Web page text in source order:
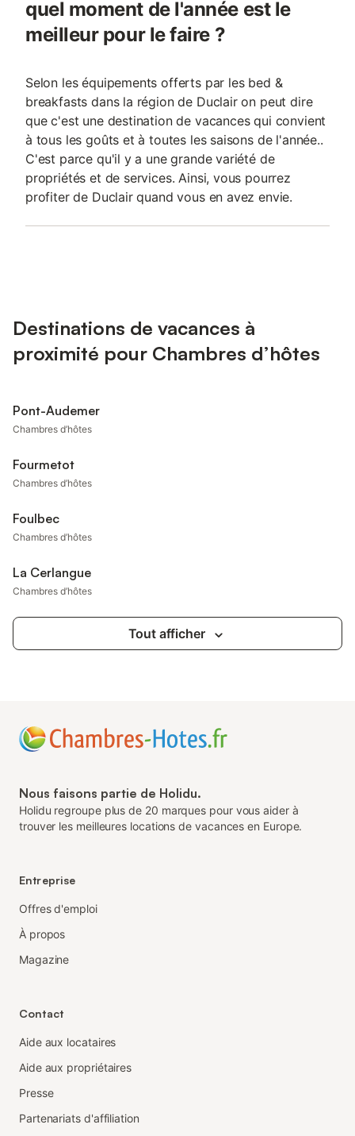
quel moment de l'année est le
meilleur pour le faire ?
Selon les équipements offerts par les bed &
breakfasts dans la région de Duclair on peut dire
que c'est une destination de vacances qui convient
à tous les goûts et à toutes les saisons de l'année..
C'est parce qu'il y a une grande variété de
propriétés et de services. Ainsi, vous pourrez
profiter de Duclair quand vous en avez envie.
Destinations de vacances à
proximité pour Chambres d’hôtes
Pont-Audemer
Chambres d’hôtes
Fourmetot
Chambres d’hôtes
Foulbec
Chambres d’hôtes
La Cerlangue
Chambres d’hôtes
Tout afficher
Nous faisons partie de Holidu.
Holidu regroupe plus de 20 marques pour vous aider à
trouver les meilleures locations de vacances en Europe.
Entreprise
Offres d'emploi
À propos
Magazine
Contact
Aide aux locataires
Aide aux propriétaires
Presse
Partenariats d'affiliation